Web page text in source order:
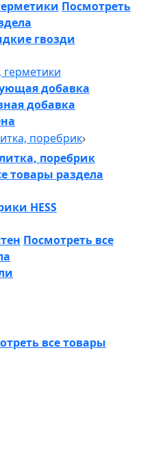
Посмотреть
гвозди
добавка
добавка
поребрик
поребрик
товары раздела
HESS
Посмотреть все
все товары